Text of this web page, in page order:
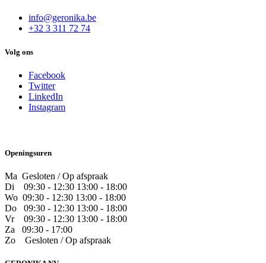
info@geronika.be
+32 3 311 72 74
Volg ons
Facebook
Twitter
LinkedIn
Instagram
Openingsuren
Ma Gesloten / Op afspraak
Di 09:30 - 12:30 13:00 - 18:00
Wo 09:30 - 12:30 13:00 - 18:00
Do ​09:30 - 12:30 13:00 - 18:00
Vr ​09:30 - 12:30 13:00 - 18:00
Za 09:30 - 17:00
Zo
​Gesloten / Op afspraak